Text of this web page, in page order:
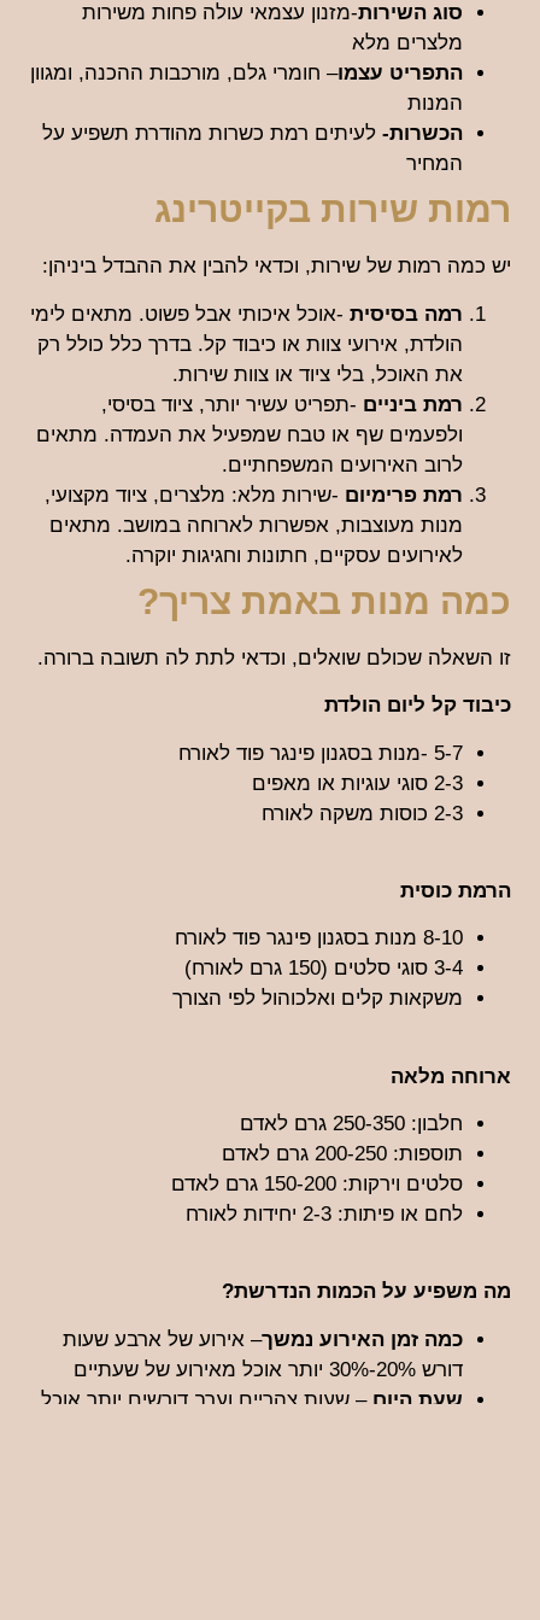
סוג השירות-מזנון עצמאי עולה פחות משירות
מלצרים מלא
התפריט עצמו– חומרי גלם, מורכבות ההכנה, ומגוון
המנות
הכשרות- לעיתים רמת כשרות מהודרת תשפיע על
המחיר
רמות שירות בקייטרינג
יש כמה רמות של שירות, וכדאי להבין את ההבדל ביניהן:
רמה בסיסית -אוכל איכותי אבל פשוט. מתאים לימי
הולדת, אירועי צוות או כיבוד קל. בדרך כלל כולל רק
את האוכל, בלי ציוד או צוות שירות.
רמת ביניים -תפריט עשיר יותר, ציוד בסיסי,
ולפעמים שף או טבח שמפעיל את העמדה. מתאים
לרוב האירועים המשפחתיים.
רמת פרימיום -שירות מלא: מלצרים, ציוד מקצועי,
מנות מעוצבות, אפשרות לארוחה במושב. מתאים
לאירועים עסקיים, חתונות וחגיגות יוקרה.
כמה מנות באמת צריך?
זו השאלה שכולם שואלים, וכדאי לתת לה תשובה ברורה.
כיבוד קל ליום הולדת
5-7 -מנות בסגנון פינגר פוד לאורח
2-3 סוגי עוגיות או מאפים
2-3 כוסות משקה לאורח
הרמת כוסית
8-10 מנות בסגנון פינגר פוד לאורח
3-4 סוגי סלטים (150 גרם לאורח)
משקאות קלים ואלכוהול לפי הצורך
ארוחה מלאה
חלבון: 250-350 גרם לאדם
תוספות: 200-250 גרם לאדם
סלטים וירקות: 150-200 גרם לאדם
לחם או פיתות: 2-3 יחידות לאורח
מה משפיע על הכמות הנדרשת?
כמה זמן האירוע נמשך– אירוע של ארבע שעות
דורש 20%-30% יותר אוכל מאירוע של שעתיים
שעת היום – שעות צהריים וערב דורשים יותר אוכל